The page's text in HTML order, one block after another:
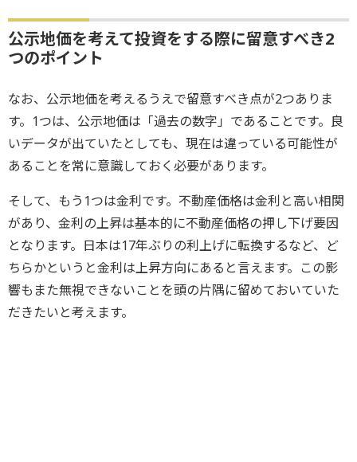
公示地価を考えて投資をする際に留意すべき2
つのポイント
なお、公示地価を考えるうえで留意すべき点が2つありま
す。1つは、公示地価は「過去の数字」であることです。良
いデータが出ていたとしても、現在は違っている可能性が
あることを常に意識しておく必要があります。
そして、もう1つは金利です。不動産価格は金利と高い相関
があり、金利の上昇は基本的に不動産価格の押し下げ要因
となります。日本は17年ぶりの利上げに転換するなど、ど
ちらかというと金利は上昇方向にあると言えます。この影
響もまた無視できないことを頭の片隅に留めておいていた
だきたいと考えます。